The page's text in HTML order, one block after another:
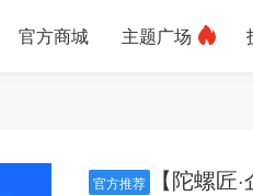
官方商城 主题广场
官方推荐 【陀螺